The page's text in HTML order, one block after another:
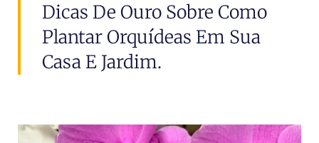
Dicas De Ouro Sobre Como
Plantar Orquídeas Em Sua
Casa E Jardim.